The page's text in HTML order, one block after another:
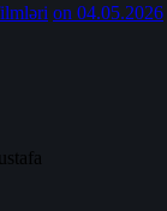
on 04.05.2026